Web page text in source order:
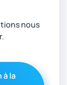
nous
à la